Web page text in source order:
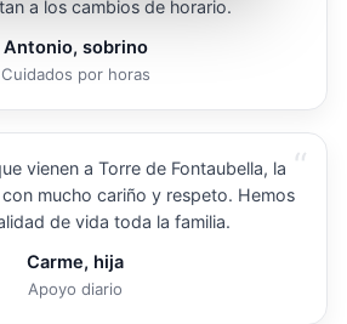
a los cambios de horario.
Antonio, sobrino
Cuidados por horas
“
vienen a Torre de Fontaubella, la
mucho cariño y respeto. Hemos
de vida toda la familia.
Carme, hija
Apoyo diario